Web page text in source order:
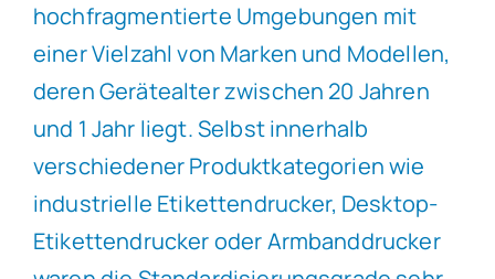
hochfragmentierte Umgebungen mit
einer Vielzahl von Marken und Modellen,
deren Gerätealter zwischen 20 Jahren
und 1 Jahr liegt. Selbst innerhalb
verschiedener Produktkategorien wie
industrielle Etikettendrucker, Desktop-
Etikettendrucker oder Armbanddrucker